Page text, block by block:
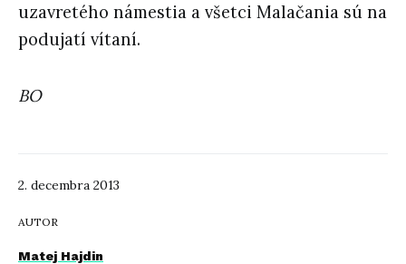
2. decembra 2013
AUTOR
Matej Hajdin
uzavretého námestia a všetci Malačania sú na
podujatí vítaní.
BO